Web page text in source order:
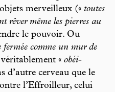
merveilleux (« toutes
rêver même les pierres au
le pouvoir. Ou
fermée comme un mur de
« obéi-
d’autre cerveau que le
l’Effroilleur, celui